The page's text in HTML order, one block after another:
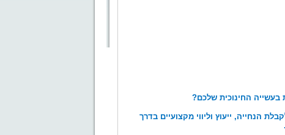
בעשייה החינוכית שלכם?
הנחייה, ייעוץ וליווי מקצועיים בדרך